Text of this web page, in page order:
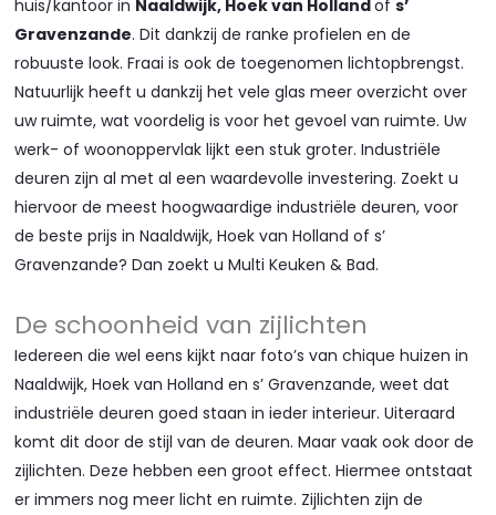
huis/kantoor in Naaldwijk, Hoek van Hollandofs’
Gravenzande. Dit dankzij de ranke profielen en de
robuuste look. Fraai is ook de toegenomen lichtopbrengst.
Natuurlijk heeft u dankzij het vele glas meer overzicht over
uw ruimte, wat voordelig is voor het gevoel van ruimte. Uw
werk- of woonoppervlak lijkt een stuk groter. Industriële
deuren zijn al met al een waardevolle investering. Zoekt u
hiervoor de meest hoogwaardige industriële deuren, voor
de beste prijs in Naaldwijk, Hoek van Holland of s’
Gravenzande? Dan zoekt u Multi Keuken & Bad.
De schoonheid van zijlichten
Iedereen die wel eens kijkt naar foto’s van chique huizen in
Naaldwijk, Hoek van Holland en s’ Gravenzande, weet dat
industriële deuren goed staan in ieder interieur. Uiteraard
komt dit door de stijl van de deuren. Maar vaak ook door de
zijlichten. Deze hebben een groot effect. Hiermee ontstaat
er immers nog meer licht en ruimte. Zijlichten zijn de